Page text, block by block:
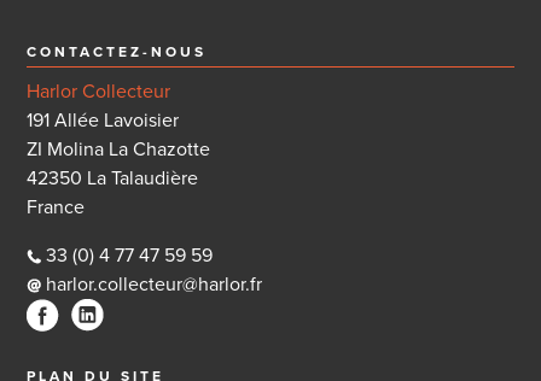
CONTACTEZ-NOUS
Harlor Collecteur
191 Allée Lavoisier
ZI Molina La Chazotte
42350 La Talaudière
France
33 (0) 4 77 47 59 59
harlor.collecteur@harlor.fr
PLAN DU SITE